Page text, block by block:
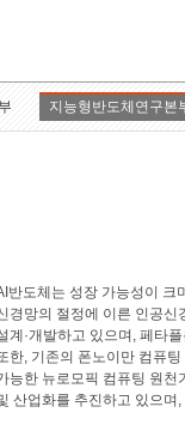
지능형반도체연구본
반도체는 성장 가능성이 크
경망의 절정에 이른 인공신
계·개발하고 있으며, 페타
한, 기존의 폰노이만 컴퓨
능한 뉴로모픽 컴퓨팅 원
산업화를 추진하고 있으며